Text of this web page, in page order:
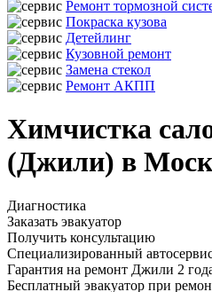
Ремонт тормозной
Покраска кузова
Детейлинг
Кузовной ремонт
Замена стекол
Ремонт АКПП
Химчистка
(Джили) в
Диагностика
Заказать эвакуатор
Получить консультацию
Специализированный
Гарантия на ремонт Джили 2
Бесплатный эвакуатор при